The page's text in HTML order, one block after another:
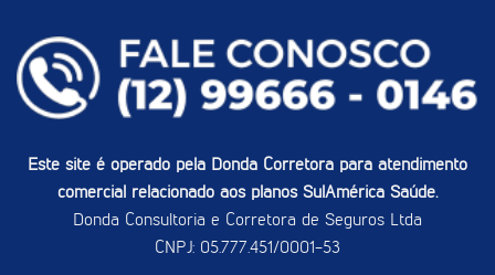
Este site é operado pela Donda Corretora para atendimento
comercial relacionado aos planos SulAmérica Saúde.
Donda Consultoria e Corretora de Seguros Ltda
CNPJ: 05.777.451/0001-53